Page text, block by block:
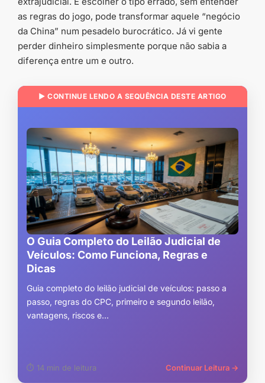
as regras do jogo, pode transformar aquele “negócio
da China” num pesadelo burocrático. Já vi gente
perder dinheiro simplesmente porque não sabia a
diferença entre um e outro.
▶ CONTINUE LENDO A SEQUÊNCIA DESTE ARTIGO
O Guia Completo do Leilão Judicial de
Veículos: Como Funciona, Regras e
Dicas
Guia completo do leilão judicial de veículos: passo a
passo, regras do CPC, primeiro e segundo leilão,
vantagens, riscos e...
⏱ 14 min de leitura Continuar Leitura →